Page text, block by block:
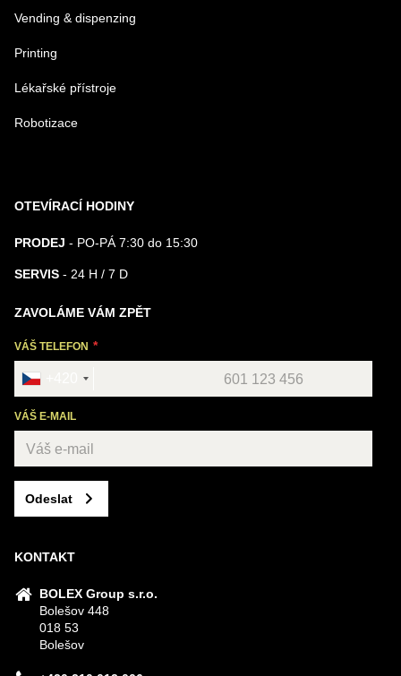
Vending & dispenzing
Printing
Lékařské přístroje
Robotizace
OTEVÍRACÍ HODINY
PRODEJ - PO-PÁ 7:30 do 15:30
SERVIS - 24 H / 7 D
ZAVOLÁME VÁM ZPĚT
VÁŠ TELEFON
VÁŠ E-MAIL
Odeslat
KONTAKT
BOLEX Group s.r.o.
Bolešov 448
018 53
Bolešov